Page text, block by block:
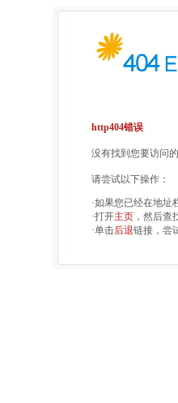
http404错误
没有找到您要访问
请尝试以下操作：
·如果您已经在地址
·打开主页 ，然后查
·单击后退链接，尝